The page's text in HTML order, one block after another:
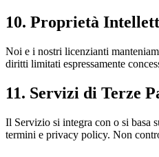
10. Proprietà
Noi e i nostri licenzianti
diritti limitati espressamente
11. Servizi di Terze
Il Servizio si integra con o si basa
termini e privacy policy. Non